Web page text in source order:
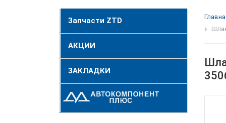
Запчасти ZTD
АКЦИИ
ЗАКЛАДКИ